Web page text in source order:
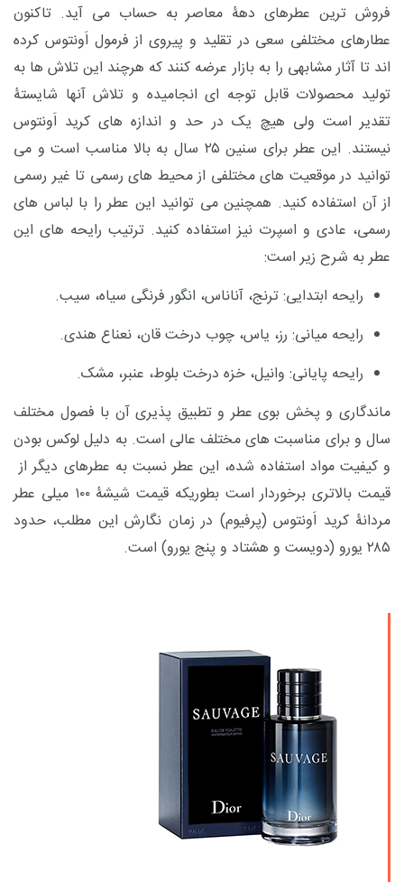
فروش ترین عطرهای دهۀ معاصر به حساب می آید. تاکنون
عطارهای مختلفی سعی در تقلید و پیروی از فرمول اَونتوس کرده
اند تا آثار مشابهی را به بازار عرضه کنند که هرچند این تلاش ها به
تولید محصولات قابل توجه ای انجامیده و تلاش آنها شایستۀ
تقدیر است ولی هیچ یک در حد و اندازه های کرید اَونتوس
نیستند. این عطر برای سنین ۲۵ سال به بالا مناسب است و می
توانید در موقعیت های مختلفی از محیط های رسمی تا غیر رسمی
از آن استفاده کنید. همچنین می توانید این عطر را با لباس های
رسمی، عادی و اسپرت نیز استفاده کنید. ترتیب رایحه های این
عطر به شرح زیر است:
رایحه ابتدایی: ترنج، آناناس، انگور فرنگی سیاه، سیب.
رایحه میانی: رز، یاس، چوب درخت قان، نعناع هندی.
رایحه پایانی: وانیل، خزه درخت بلوط، عنبر، مشک.
ماندگاری و پخش بوی عطر و تطبیق پذیریآن با فصول مختلف
سال و برای مناسبت های مختلف عالی است. به دلیل لوکس بودن
و کیفیت مواد استفاده شده، این عطر نسبت به عطرهای دیگر از
قیمت بالاتری برخوردار است بطوریکه قیمت شیشۀ ۱۰۰ میلی
عطر
مردانۀ کرید اَونتوس (پرفیوم) در زمان نگارش این مطلب، حدود
۲۸۵ یورو (دویست و هشتاد و پنج یورو) است.